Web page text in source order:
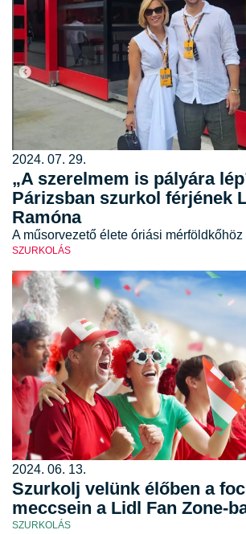
2024. 07. 29.
„A szerelmem is pályára
Párizsban szurkol férjének
Ramóna
A műsorvezető élete óriási mérföldkőhöz
SZURKOLÁS
2024. 06. 13.
Szurkolj velünk élőben a
meccsein a Lidl Fan Zone-
SZURKOLÁS